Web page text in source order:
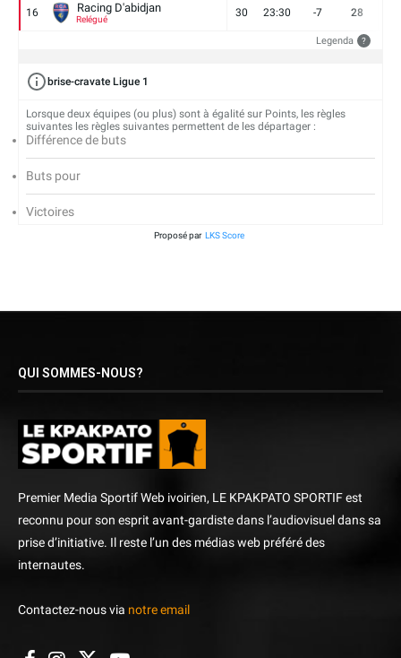
16 Racing D'abidjan
Relégué
30 23:30 -7 28
Legenda ?
brise-cravate Ligue 1
Lorsque deux équipes (ou plus) sont à égalité sur Points, les règles
suivantes les règles suivantes permettent de les départager :
Différence de buts
Buts pour
Victoires
Proposé par LKS Score
QUI SOMMES-NOUS?
Premier Media Sportif Web ivoirien, LE KPAKPATO SPORTIF est
reconnu pour son esprit avant-gardiste dans l’audiovisuel dans sa
prise d’initiative. Il reste l’un des médias web préféré des
internautes.
Contactez-nous via notre email